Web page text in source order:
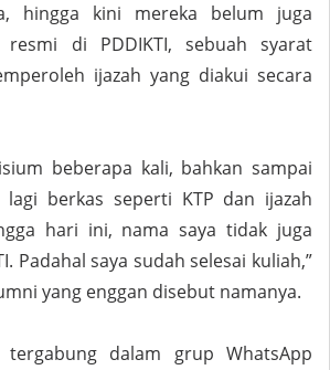
hingga kini mereka belum juga
di PDDIKTI, sebuah syarat
ijazah yang diakui secara
beberapa kali, bahkan sampai
berkas seperti KTP dan ijazah
hari ini, nama saya tidak juga
Padahal saya sudah selesai kuliah,”
yang enggan disebut namanya.
tergabung dalam grup WhatsApp